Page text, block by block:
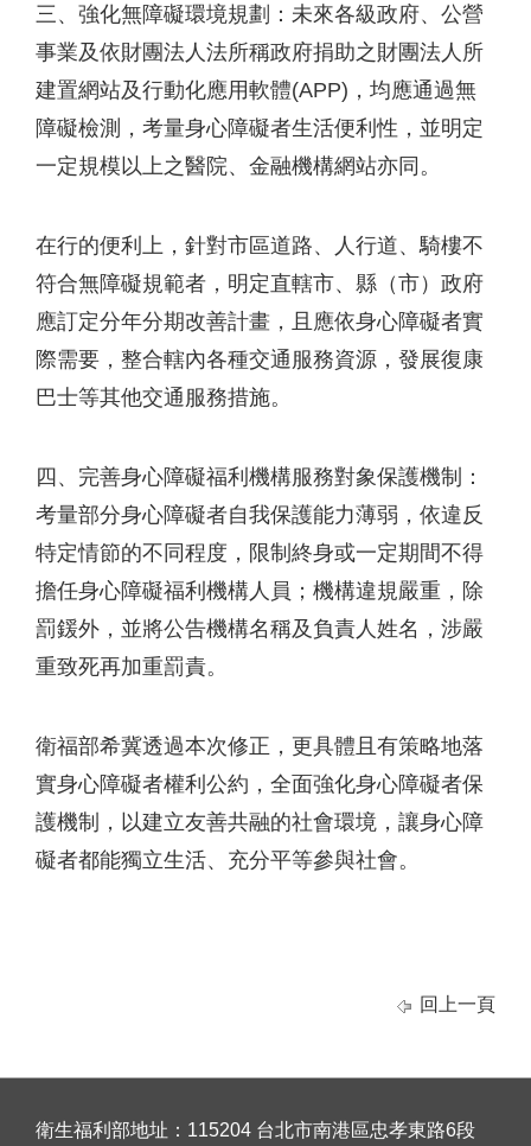
三、強化無障礙環境規劃：未來各級政府、公營
事業及依財團法人法所稱政府捐助之財團法人所
建置網站及行動化應用軟體(APP)，均應通過無
障礙檢測，考量身心障礙者生活便利性，並明定
一定規模以上之醫院、金融機構網站亦同。
在行的便利上，針對市區道路、人行道、騎樓不
符合無障礙規範者，明定直轄市、縣（市）政府
應訂定分年分期改善計畫，且應依身心障礙者實
際需要，整合轄內各種交通服務資源，發展復康
巴士等其他交通服務措施。
四、完善身心障礙福利機構服務對象保護機制：
考量部分身心障礙者自我保護能力薄弱，依違反
特定情節的不同程度，限制終身或一定期間不得
擔任身心障礙福利機構人員；機構違規嚴重，除
罰鍰外，並將公告機構名稱及負責人姓名，涉嚴
重致死再加重罰責。
衛福部希冀透過本次修正，更具體且有策略地落
實身心障礙者權利公約，全面強化身心障礙者保
護機制，以建立友善共融的社會環境，讓身心障
礙者都能獨立生活、充分平等參與社會。
回上一頁
衛生福利部地址：115204 台北市南港區忠孝東路6段